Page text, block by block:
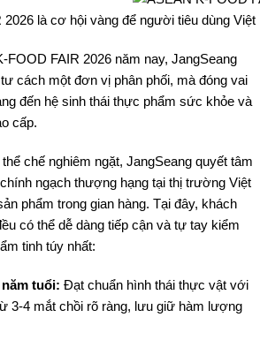
là cơ hội vàng để người tiêu dùng
FAIR 2026 năm nay, JangSeang
cách một đơn vị phân phối, mà đóng vai
đến hệ sinh thái thực phẩm sức khỏe và
cấp.
chế nghiêm ngặt, JangSeang quyết tâm
ngạch thượng hạng tại thị trường Việt
phẩm trong gian hàng. Tại đây, khách
có thể dễ dàng tiếp cận và tự tay kiểm
tinh túy nhất:
tuổi: Đạt chuẩn hình thái thực vật với
3-4 mắt chồi rõ ràng, lưu giữ hàm lượng